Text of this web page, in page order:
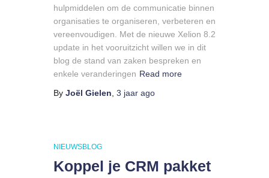
hulpmiddelen om de communicatie binnen
organisaties te organiseren, verbeteren en
vereenvoudigen. Met de nieuwe Xelion 8.2
update in het vooruitzicht willen we in dit
blog de stand van zaken bespreken en
enkele veranderingen Read more
By Joël Gielen 3 jaar ago
NIEUWSBLOG
Koppel je CRM pakket